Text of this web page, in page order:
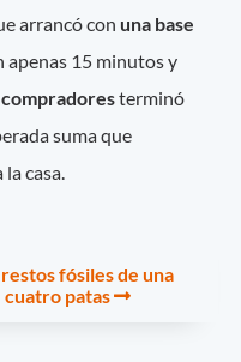
arrancó con una base
apenas 15 minutos y
terminó
suma que
casa.
fósiles de una
patas